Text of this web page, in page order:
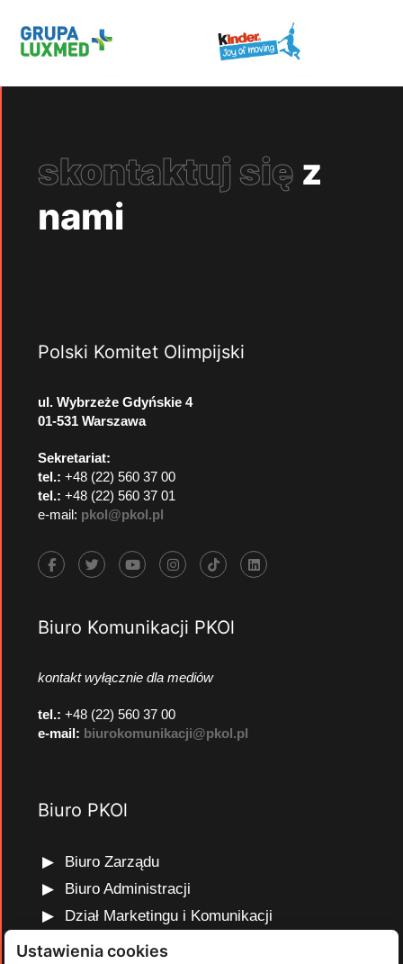
skontaktuj się z
nami
Polski Komitet Olimpijski
ul. Wybrzeże Gdyńskie 4
01-531 Warszawa
Sekretariat:
tel.: +48 (22) 560 37 00
tel.: +48 (22) 560 37 01
e-mail: pkol@pkol.pl
Biuro Komunikacji PKOl
kontakt wyłącznie dla mediów
tel.: +48 (22) 560 37 00
e-mail: biurokomunikacji@pkol.pl
Biuro PKOl
Biuro Zarządu
Biuro Administracji
Dział Marketingu i Komunikacji
Dział Edukacji Olimpijskiej
Ustawienia cookies